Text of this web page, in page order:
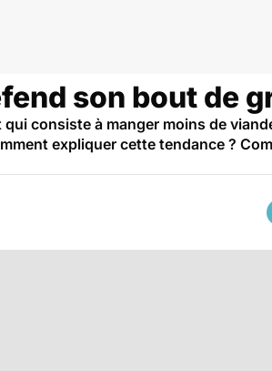
son bout de
consiste à manger moins de
expliquer cette tendance ?